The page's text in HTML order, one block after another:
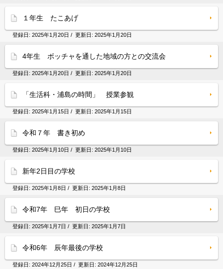
１年生 たこあげ
登録日: 2025年1月20日 / 更新日: 2025年1月20日
4年生 ボッチャを通した地域の方との交流会
登録日: 2025年1月20日 / 更新日: 2025年1月20日
「生活科・浦島の時間」 授業参観
登録日: 2025年1月15日 / 更新日: 2025年1月15日
令和７年 書き初め
登録日: 2025年1月10日 / 更新日: 2025年1月10日
新年2日目の学校
登録日: 2025年1月8日 / 更新日: 2025年1月8日
令和7年 巳年 初日の学校
登録日: 2025年1月7日 / 更新日: 2025年1月7日
令和6年 辰年最後の学校
登録日: 2024年12月25日 / 更新日: 2024年12月25日